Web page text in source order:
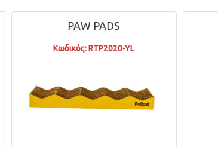
PAW PADS
Κωδικός: RTP2020-YL